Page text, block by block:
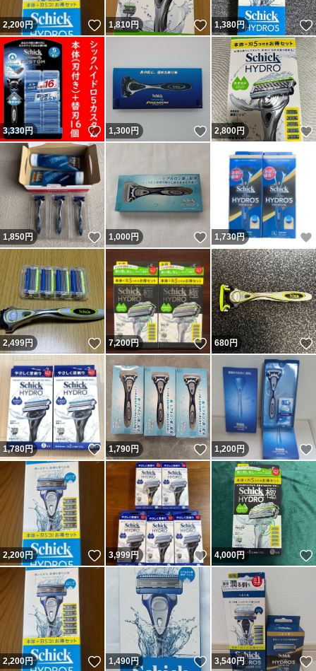
2,200円 いいね！
1,810円 いいね！
1,380円
3,330円 いいね！
1,300円 いいね！
2,800円
1,850円 いいね！
1,000円 いいね！
1,730円
2,499円 いいね！
7,200円 いいね！
680円
1,780円 いいね！
1,790円 いいね！
1,200円
2,200円 いいね！
3,999円 いいね！
4,000円
2,200円 いいね！
1,490円 いいね！
3,540円